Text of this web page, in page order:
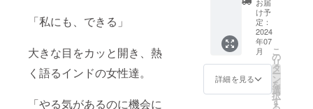
「私にも、できる」
大きな目をカッと開き、熱
く語るインドの女性達。
「やる気があるのに機会に
い。 特
にご記
入がな
い場合
は、お
名前の
くお送
りさせ
ング ④
カレー
百名店
南イン
ド料理
BOMBA
Y提供
バナナ
④オン
ライン
ヨガ30
min チ
ケット
⑤RAN
GORIE
食べロ
グカ
レー百
名店ボ
ンベイ
厚木監
修チキ
売予定
価格
¥14,000
腰回り
はゆっ
たり
と、ひ
ざ下は
脚に
け予
定：
2024
年07
月
詳細を見る
こ
の
リ
タ
ー
ン
を
選
択
す
る